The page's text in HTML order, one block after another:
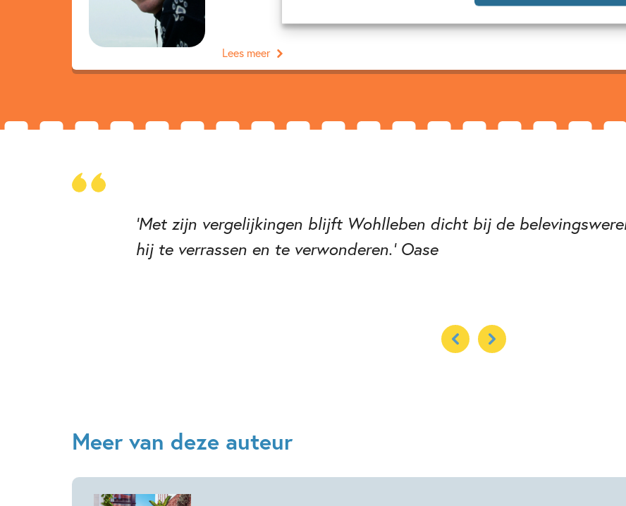
Lees meer
‘Met zijn vergelijkingen blijft Wohlleben dicht bij de
hij te verrassen en te verwonderen.’ Oase
Meer van deze auteur